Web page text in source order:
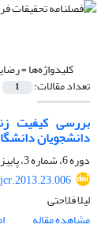
کلیدواژه‌ها =
تعداد مقالات: 1
بررسی کیفیت
دانشجویان
دوره 6، شماره 3، پاییز 1392، صفحه
لیلا فلاحتی
مشاهده مقاله